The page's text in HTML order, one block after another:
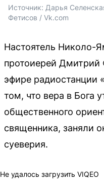
Источник: Дарья
Фетисов / Vk.com
Настоятель Николо-
протоиерей Дмитрий
эфире радиостанции
том, что вера в Бога
общественного
священника, заняли
суеверия.
Не удалось загрузить VIQEO